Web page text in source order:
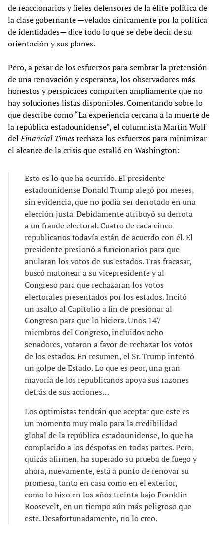
de reaccionarios y fieles defensores de la élite política de
la clase gobernante —velados cínicamente por la política
de identidades— dice todo lo que se debe decir de su
orientación y sus planes.
Pero, a pesar de los esfuerzos para sembrar la pretensión
de una renovación y esperanza, los observadores más
honestos y perspicaces comparten ampliamente que no
hay soluciones listas disponibles. Comentando sobre lo
que describe como “La experiencia cercana a la muerte de
la república estadounidense”, el columnista Martin Wolf
delFinancial Timesrechaza los esfuerzos para minimizar
el alcance de la crisis que estalló en Washington:
Esto es lo que ha ocurrido. El presidente
estadounidense Donald Trump alegó por meses,
sin evidencia, que no podía ser derrotado en una
elección justa. Debidamente atribuyó su derrota
a un fraude electoral. Cuatro de cada cinco
republicanos todavía están de acuerdo con él. El
presidente presionó a funcionarios para que
anularan los votos de sus estados. Tras fracasar,
buscó matonear a su vicepresidente y al
Congreso para que rechazaran los votos
electorales presentados por los estados. Incitó
un asalto al Capitolio a fin de presionar al
Congreso para que lo hiciera. Unos 147
miembros del Congreso, incluidos ocho
senadores, votaron a favor de rechazar los votos
de los estados. En resumen, el Sr. Trump intentó
un golpe de Estado. Lo que es peor, una gran
mayoría de los republicanos apoya sus razones
detrás de sus acciones…
Los optimistas tendrán que aceptar que este es
un momento muy malo para la credibilidad
global de la república estadounidense, lo que ha
complacido a los déspotas en todas partes. Pero,
quizás afirmen, ha superado su prueba de fuego y
ahora, nuevamente, está a punto de renovar su
promesa, tanto en casa como en el exterior,
como lo hizo en los años treinta bajo Franklin
Roosevelt, en un tiempo aún más peligroso que
este. Desafortunadamente, no lo creo.